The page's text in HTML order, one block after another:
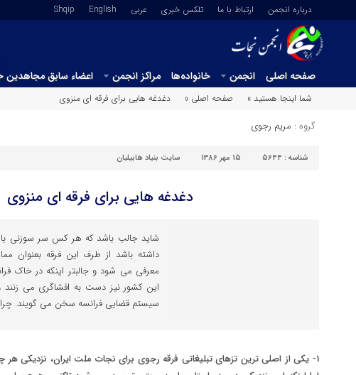
درباره انجمن ارتباط با ما تلکس خبری عربي English
Shqip
صفحه اصلی انجمن خانواده‌ها مراکز انجمن اعضاء سابق مجاهدین
شما اینجا هستید »
صفحه اصلی » دغدغه هایی برای فرقه ای منزوی
گروه : مریم رجوی
شناسه : 5644 15 مهر 1386 سایت بنیاد هابیلیان
دغدغه هایی برای فرقه ای منزوی
شاید جالب باشد که هر کس سر سوزنی با
داشته باشد از طرف این فرقه بعنوان
معرفی می شود و جالبتر اینکه در خاک
این کشور نیز دست به افشاگری می
سیستم قضایی فرانسه سخن می گویند.
1- یکی از اصلی ترین تزهای تبلیغاتی فرقه رجوی برای نجات ملت ایران، نزدیکی